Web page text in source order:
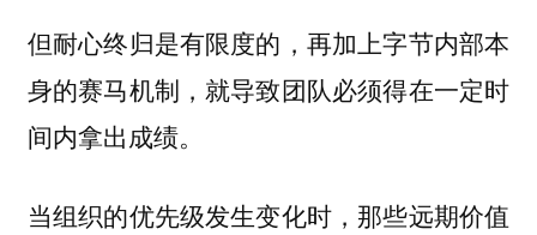
但耐心终归是有限度的，再加上字节内部本
身的赛马机制，就导致团队必须得在一定时
间内拿出成绩。
当组织的优先级发生变化时，那些远期价值